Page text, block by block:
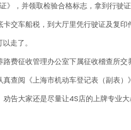
》，并领取检验合格标志，拿到行驶
交车船税，到大厅里凭行驶证及复印
走了。
费征收管理办公室下属征收稽查所交
真查阅《上海市机动车登记表（副表
告大家还是尽量让4S店的上牌专业